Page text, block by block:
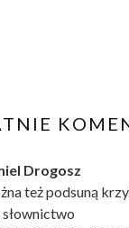
Drogosz
też podsuną